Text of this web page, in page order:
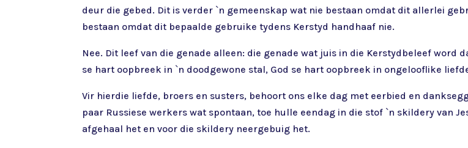
deur die gebed. Dit is verder `n gemeenskap wat nie bestaan omdat dit allerlei
bestaan omdat dit bepaalde gebruike tydens Kerstyd handhaaf nie.
Nee. Dit leef van die genade alleen: die genade wat juis in die Kerstydbeleef word
se hart oopbreek in `n doodgewone stal, God se hart oopbreek in ongelooflike
Vir hierdie liefde, broers en susters, behoort ons elke dag met eerbied en
paar Russiese werkers wat spontaan, toe hulle eendag in die stof `n skildery van
afgehaal het en voor die skildery neergebuig het.